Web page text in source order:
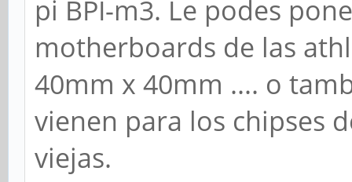
pi BPI-m3. Le podes
motherboards de las
40mm x 40mm .... o
vienen para los chipses
viejas.